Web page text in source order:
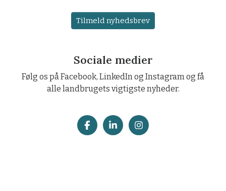
Tilmeld nyhedsbrev
Sociale medier
Følg os på Facebook, LinkedIn og Instagram og få
alle landbrugets vigtigste nyheder.